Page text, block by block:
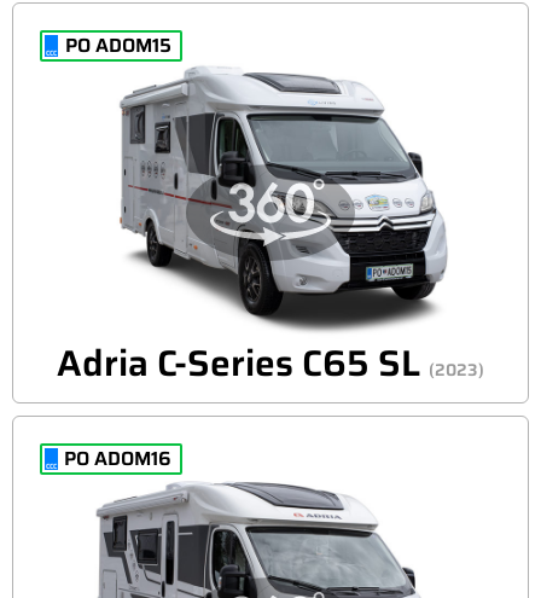
PO ADOM15
Adria C-Series C65 SL (2023)
PO ADOM16